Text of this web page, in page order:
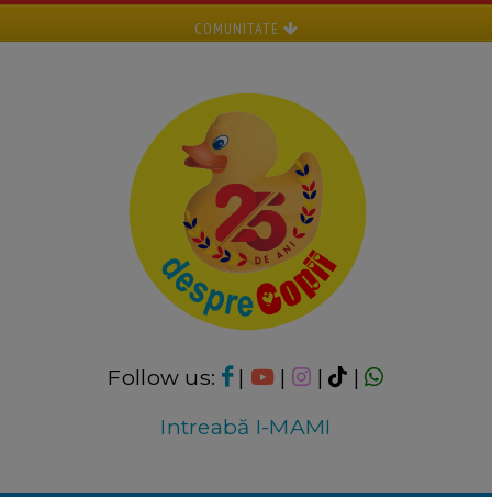
COMUNITATE
Follow us: | | |
|
Intreabă I-MAMI